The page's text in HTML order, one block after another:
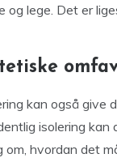
og lege. Det er
kan også give
isolering
om, hvordan det